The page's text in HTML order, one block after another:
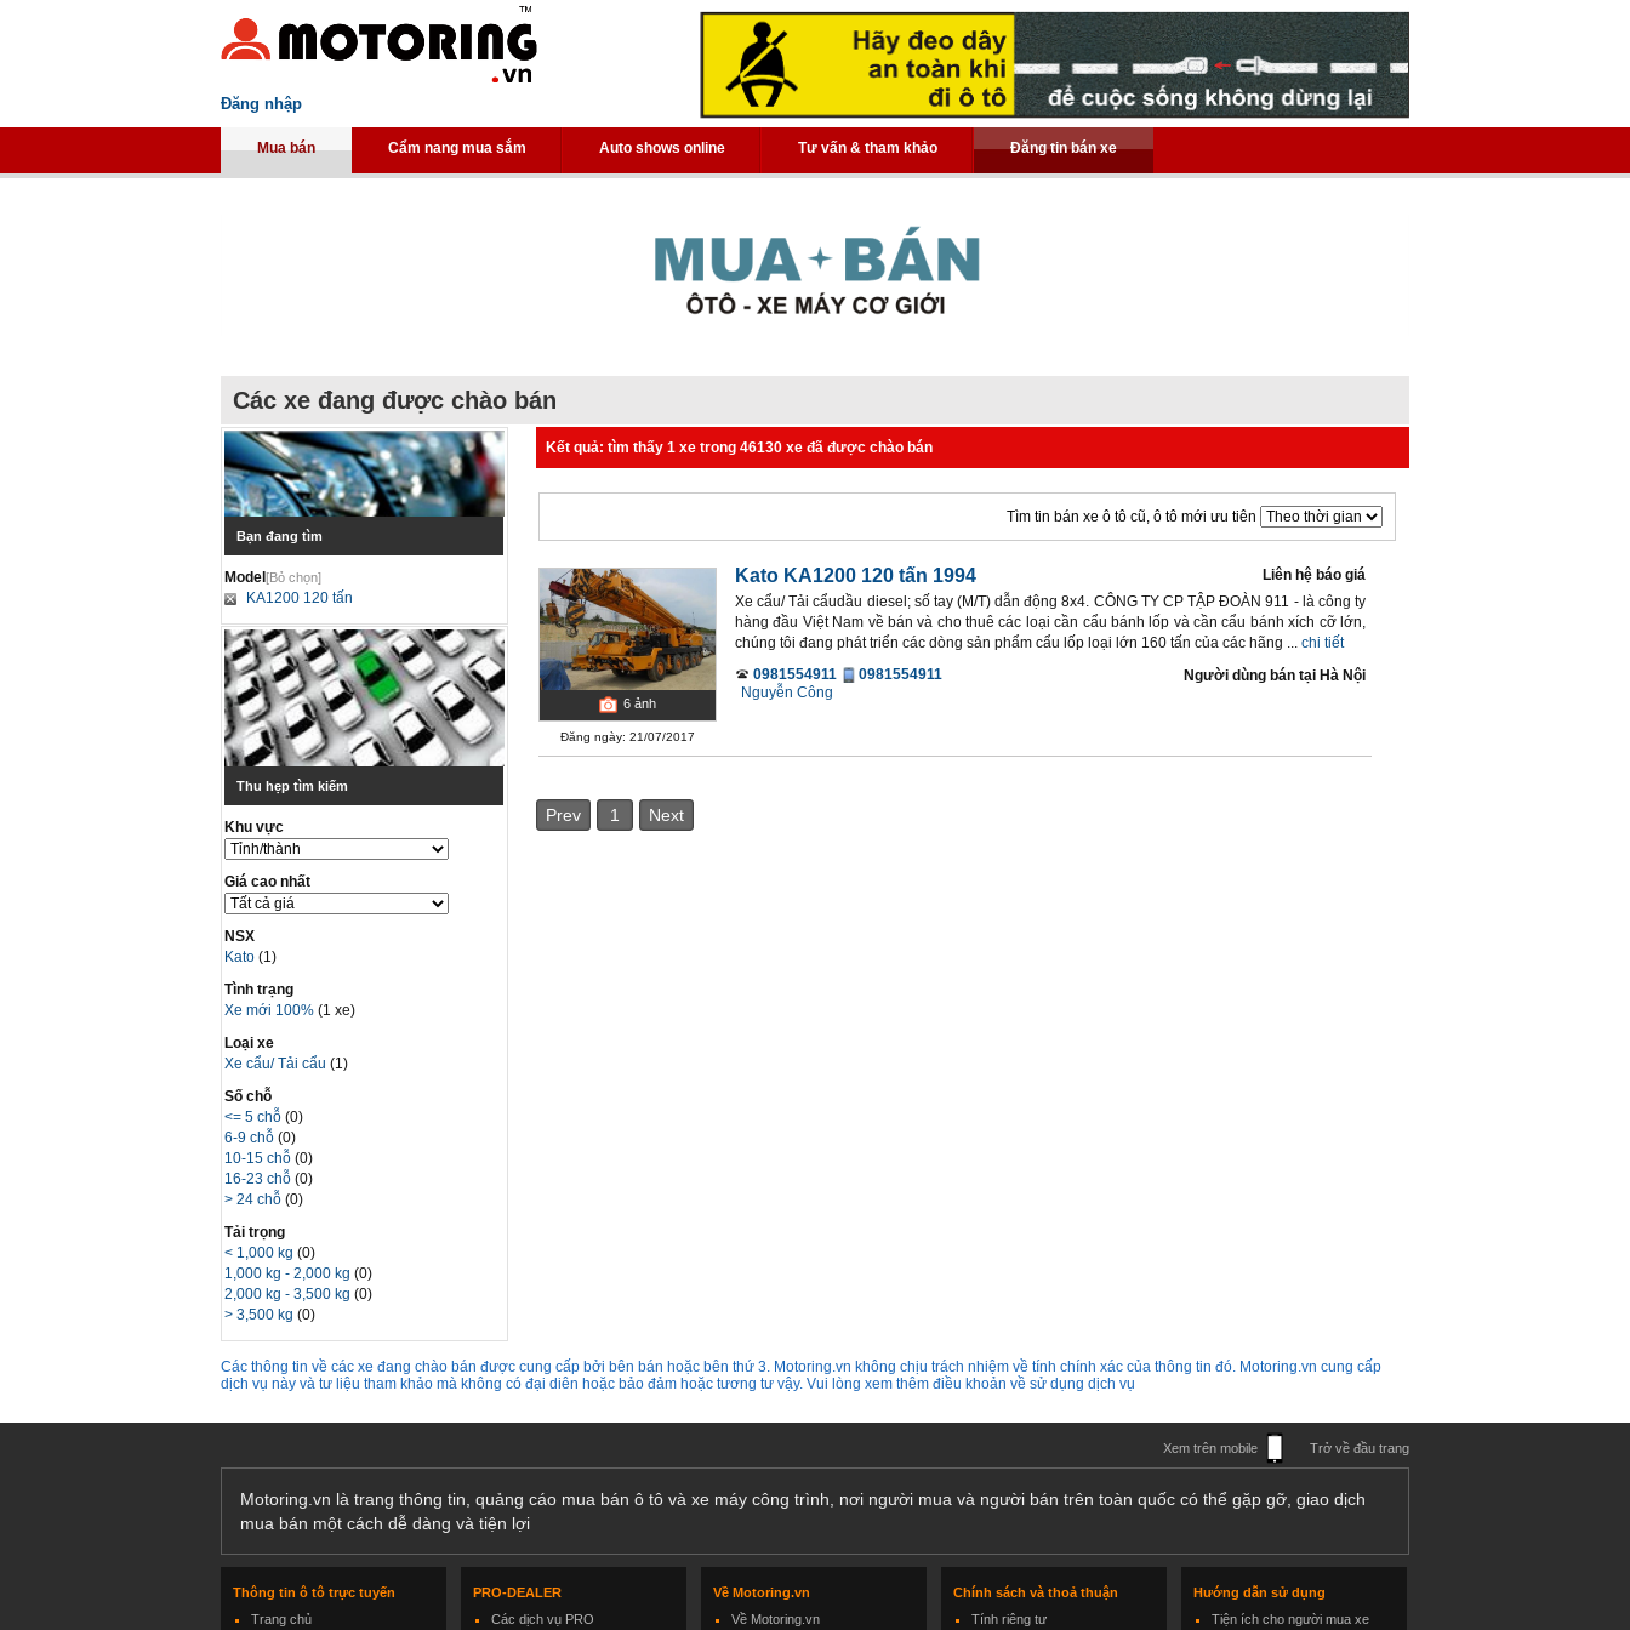
Đăng nhập
Mua bán Cẩm nang mua sắm Auto shows online Tư vấn & tham khảo Đăng tin bán xe
Các xe đang được chào bán
Bạn đang tìm
Model[Bỏ chọn]
KA1200 120 tấn
Thu hẹp tìm kiếm
Khu vực
Giá cao nhất
NSX
Kato(1)
Tình trạng
Xe mới 100% (1 xe)
Loại xe
Xe cẩu/ Tải cẩu(1)
Số chỗ
<= 5 chỗ(0)
6-9 chỗ(0)
10-15 chỗ(0)
16-23 chỗ(0)
> 24 chỗ(0)
Tải trọng
< 1,000 kg(0)
1,000 kg - 2,000 kg(0)
2,000 kg - 3,500 kg(0)
> 3,500 kg(0)
Kết quả: tìm thấy 1 xe trong 46130 xe đã được chào bán
Tìm tin bán xe ô tô cũ, ô tô mới ưu tiên
6 ảnh
Đăng ngày: 21/07/2017
Kato KA1200 120 tấn 1994
Liên hệ báo giá
Xe cẩu/ Tải cẩudầu diesel; số tay (M/T) dẫn động 8x4. CÔNG TY CP TẬP ĐOÀN 911 - là công ty
hàng đầu Việt Nam về bán và cho thuê các loại cần cẩu bánh lốp và cần cẩu bánh xích cỡ lớn,
chúng tôi đang phát triển các dòng sản phẩm cẩu lốp loại lớn 160 tấn của các hãng ... chi tiết
0981554911
0981554911
Nguyễn Công
Người dùng bán tại Hà Nội
Prev 1 Next
Các thông tin về các xe đang chào bán được cung cấp bởi bên bán hoặc bên thứ 3. Motoring.vn không chịu trách nhiệm về tính chính xác của thông tin đó. Motoring.vn cung cấp
dịch vụ này và tư liệu tham khảo mà không có đại diên hoặc bảo đảm hoặc tương tư vậy. Vui lòng xem thêm điều khoản về sử dụng dịch vụ
Xem trên mobile Trở về đầu trang
Motoring.vn là trang thông tin, quảng cáo mua bán ô tô và xe máy công trình, nơi người mua và người bán trên toàn quốc có thể gặp gỡ, giao dịch
mua bán một cách dễ dàng và tiện lợi
Thông tin ô tô trực tuyến
Trang chủ
PRO-DEALER
Các dịch vụ PRO
Về Motoring.vn
Về Motoring.vn
Chính sách và thoả thuận
Tính riêng tư
Hướng dẫn sử dụng
Tiện ích cho người mua xe